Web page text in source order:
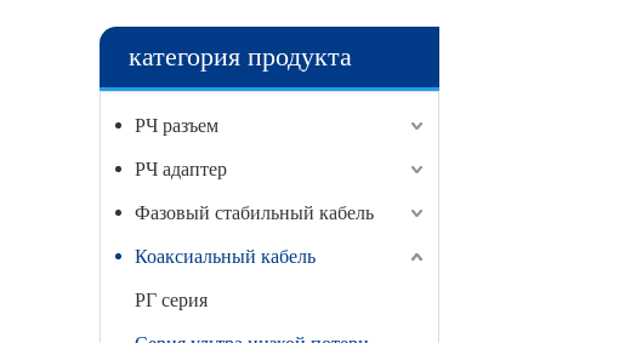
категория продукта
РЧ разъем
РЧ адаптер
Фазовый стабильный кабель
Коаксиальный кабель
РГ серия